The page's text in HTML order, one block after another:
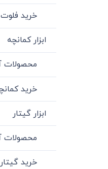
خرید فلوت
ابزار کمانچه
محصولات
خرید
ابزار گیتار
محصولات
خرید